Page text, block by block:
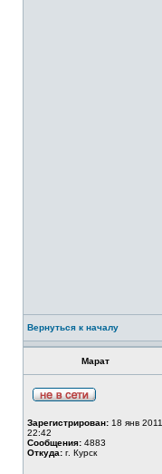
Вернуться к началу
Марат
Зарегистрирован: 18 янв 2011
22:42
Сообщения: 4883
Откуда: г. Курск